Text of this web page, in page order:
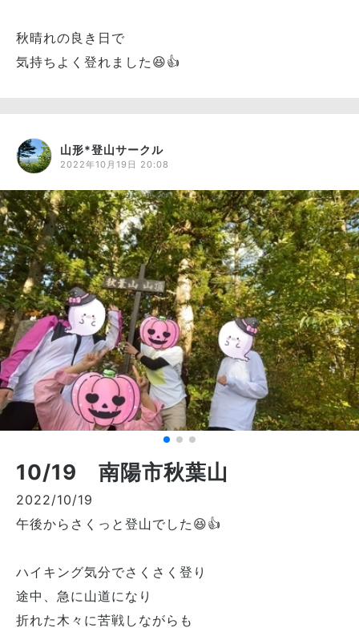
秋晴れの良き日で
気持ちよく登れました😆👍
山形*登山サークル
2022年10月19日 20:08
10/19 南陽市秋葉山
2022/10/19
午後からさくっと登山でした😆👍
ハイキング気分でさくさく登り
途中、急に山道になり
折れた木々に苦戦しながらも